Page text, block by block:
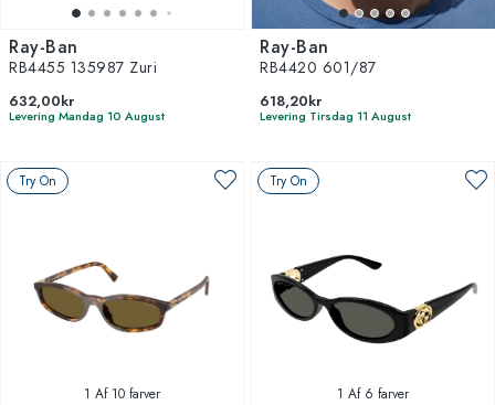
Ray-Ban
RB4455 135987 Zuri
632,00kr
Levering Mandag 10 August
Ray-Ban
RB4420 601/87
618,20kr
Levering Tirsdag 11 August
Try On
1 Af 10 farver
Try On
1 Af 6 farver